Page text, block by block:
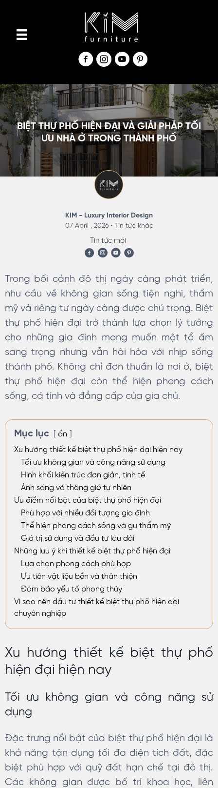
c
o
n
t
BIỆT THỰ PHỐ HIỆN ĐẠI VÀ GIẢI PHÁP TỐI
ƯU NHÀ Ở TRONG THÀNH PHỐ
KIM - Luxury Interior Design
07 April , 2026 • Tin tức khác
Tin tức mới
Trong bối cảnh đô thị ngày càng phát triển,
nhu cầu về không gian sống tiện nghi, thẩm
mỹ và riêng tư ngày càng được chú trọng. Biệt
thự phố hiện đại trở thành lựa chọn lý tưởng
cho những gia đình mong muốn một tổ ấm
sang trọng nhưng vẫn hài hòa với nhịp sống
thành phố. Không chỉ đơn thuần là nơi ở, biệt
thự phố hiện đại còn thể hiện phong cách
sống, cá tính và đẳng cấp của gia chủ.
Mục lục
ẩn
Xu hướng thiết kế biệt thự phố hiện đại hiện nay
Tối ưu không gian và công năng sử dụng
Hình khối kiến trúc đơn giản, tinh tế
Ánh sáng và thông gió tự nhiên
Ưu điểm nổi bật của biệt thự phố hiện đại
Phù hợp với nhiều đối tượng gia đình
Thể hiện phong cách sống và gu thẩm mỹ
Giá trị sử dụng và đầu tư lâu dài
Những lưu ý khi thiết kế biệt thự phố hiện đại
Lựa chọn phong cách phù hợp
Ưu tiên vật liệu bền và thân thiện
Đảm bảo yếu tố phong thủy
Vì sao nên đầu tư thiết kế biệt thự phố hiện đại
chuyên nghiệp
Xu hướng thiết kế biệt thự phố
hiện đại hiện nay
Tối ưu không gian và công năng sử
dụng
Đặc trưng nổi bật của biệt thự phố hiện đại là
khả năng tận dụng tối đa diện tích đất, đặc
biệt phù hợp với quỹ đất hạn chế tại đô thị.
Các không gian được bố trí khoa học, liên